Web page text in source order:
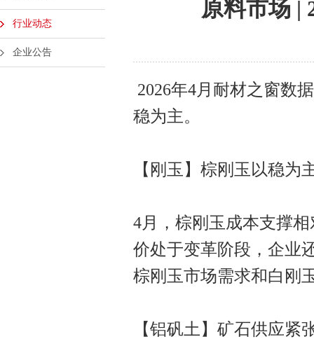
行业动态
企业公告
原料市场 |
2026年4月耐材之窗数
稳为主。
【刚玉】棕刚玉以稳为
4月，棕刚玉成本支撑
价处于变革阶段，企业
棕刚玉市场需求和白刚
【铝矾土】矿石供应紧